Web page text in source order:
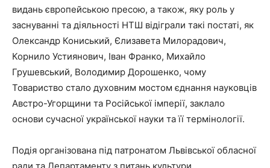
видань європейською пресою, а також, яку роль у
заснуванні та діяльності НТШ відіграли такі постаті, як
Олександр Кониський, Єлизавета Милорадович,
Корнило Устиянович, Іван Франко, Михайло
Грушевський, Володимир Дорошенко, чому
Товариство стало духовним мостом єднання науковців
Австро-Угорщини та Російської імперії, заклало
основи сучасної української науки та її термінології.
Подія організована під патронатом Львівської обласної